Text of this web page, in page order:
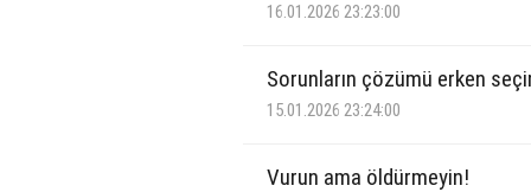
16.01.2026 23:23:00
Sorunların çözümü erken
15.01.2026 23:24:00
Vurun ama öldürmeyin!